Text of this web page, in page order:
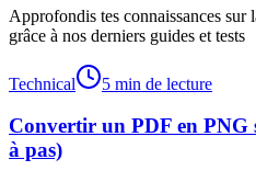
Approfondis tes connaissances
grâce à nos derniers guides et tests
Technical 5 min de lecture
Convertir un PDF en PNG
à pas)